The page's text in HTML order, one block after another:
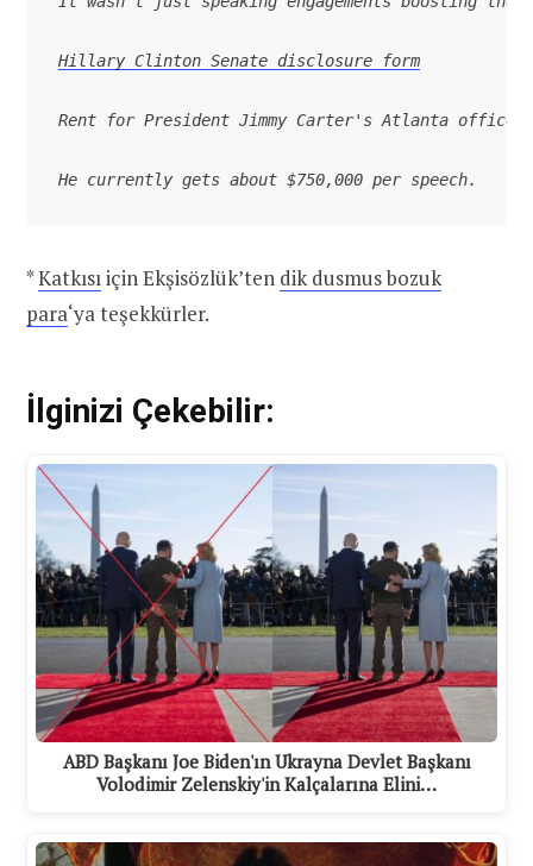
Hillary Clinton Senate disclosure form
Rent for President Jimmy Carter's Atlanta office
He currently gets about $750,000 per speech.
*Katkısıiçin Ekşisözlük’ten dik dusmus bozuk
para‘ya teşekkürler.
İlginizi Çekebilir:
ABD Başkanı Joe Biden'ın Ukrayna Devlet Başkanı
Volodimir Zelenskiy'in Kalçalarına Elini…